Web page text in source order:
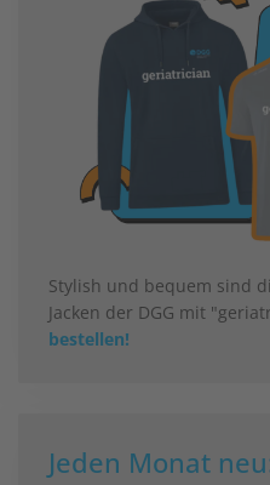
Stylish und bequem sind
Jacken der DGG mit
bestellen!
Jeden Monat